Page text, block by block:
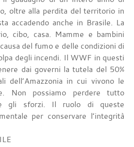
oltre alla perdita del territorio in
accadendo anche in Brasile. La
cibo, casa. Mamme e bambini
del fumo e delle condizioni di
degli incendi. Il WWF in questi
dai governi la tutela del 50%
dell’Amazzonia in cui vivono le
Non possiamo perdere tutto
gli sforzi. Il ruolo di queste
per conservare l’integrità